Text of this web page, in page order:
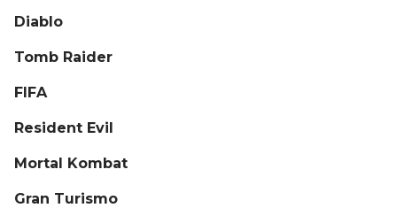
Diablo
Tomb Raider
FIFA
Resident Evil
Mortal Kombat
Gran Turismo